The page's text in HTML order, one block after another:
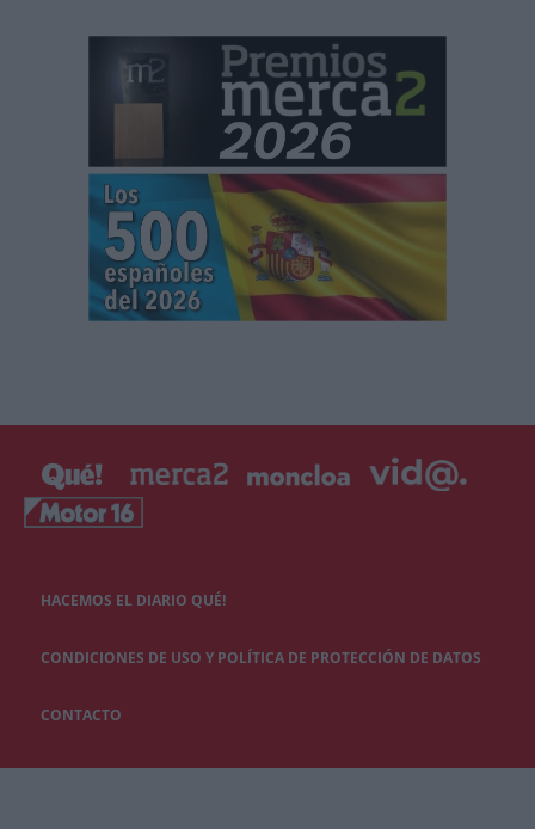
HACEMOS EL DIARIO QUÉ!
CONDICIONES DE USO Y POLÍTICA DE PROTECCIÓN DE DATOS
CONTACTO